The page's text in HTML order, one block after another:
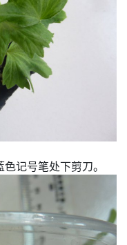
记号笔处下剪刀。